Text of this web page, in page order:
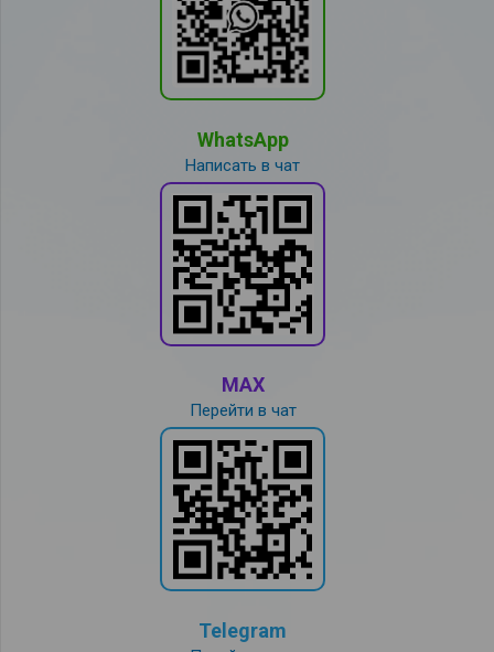
WhatsApp
Написать в чат
MAX
Перейти в чат
Telegram